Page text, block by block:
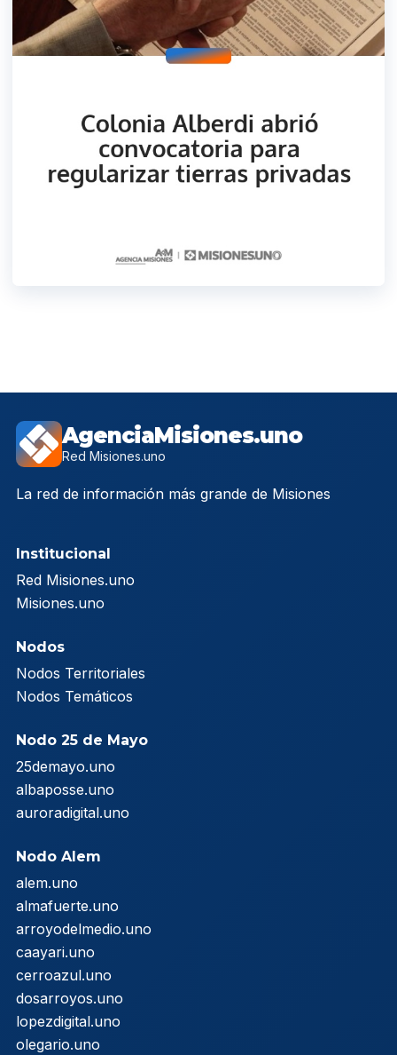
AgenciaMisiones.uno
Red Misiones.uno
La red de información más grande de Misiones
Institucional
Red Misiones.uno
Misiones.uno
Nodos
Nodos Territoriales
Nodos Temáticos
Nodo 25 de Mayo
25demayo.uno
albaposse.uno
auroradigital.uno
Nodo Alem
alem.uno
almafuerte.uno
arroyodelmedio.uno
caayari.uno
cerroazul.uno
dosarroyos.uno
lopezdigital.uno
olegario.uno